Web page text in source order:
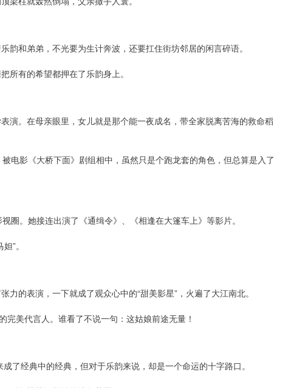
韵和弟弟，不光要为生计奔波，还要扛住街坊邻居的闲言碎语。
所有的希望都押在了乐韵身上。
演。在母亲眼里，女儿就是那个能一夜成名，带全家脱离苦海的救命稻
电影《大桥下面》剧组相中，虽然只是个跑龙套的角色，但总算是入了
圈。她接连出演了《通缉令》、《相逢在大篷车上》等影片。
”。
的表演，一下就成了观众心中的“甜美影星”，火遍了大江南北。
完美代言人。谁看了不说一句：这姑娘前途无量！
了经典中的经典，但对于乐韵来说，却是一个命运的十字路口。